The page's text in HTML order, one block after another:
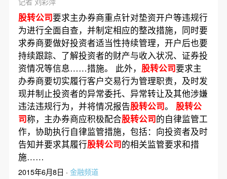
股转公司要求主办券商重点针对垫资开户等违规行
为进行全面自查，并制定相应的整改措施，同时要
求券商要做好投资者适当性持续管理，开户后也要
持续跟踪、了解投资者的财产与收入状况、证券投
资情况等信息……措施。 此外， 股转公司要求主
办券商要切实履行客户交易行为管理职责，及时发
现并制止投资者的异常委托、异常转让及其他涉嫌
违法违规行为，并将情况报告股转公司。 股转公
司称，主办券商应积极配合股转公司的自律监管工
作，协助执行自律监管措施，包括：向投资者及时
告知并要求其履行股转公司的相关监管要求和措
施……
2015年6月8日 · 金融频道